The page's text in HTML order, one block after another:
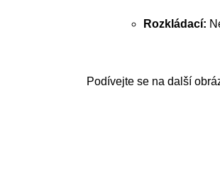
Rozkládací:
Podívejte se na další